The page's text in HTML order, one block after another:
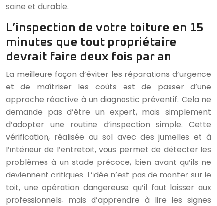
saine et durable.
L’inspection de votre toiture en 15
minutes que tout propriétaire
devrait faire deux fois par an
La meilleure façon d’éviter les réparations d’urgence
et de maîtriser les coûts est de passer d’une
approche réactive à un diagnostic préventif. Cela ne
demande pas d’être un expert, mais simplement
d’adopter une routine d’inspection simple. Cette
vérification, réalisée au sol avec des jumelles et à
l’intérieur de l’entretoit, vous permet de détecter les
problèmes à un stade précoce, bien avant qu’ils ne
deviennent critiques. L’idée n’est pas de monter sur le
toit, une opération dangereuse qu’il faut laisser aux
professionnels, mais d’apprendre à lire les signes